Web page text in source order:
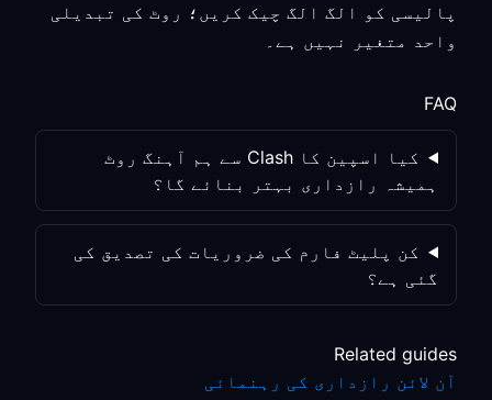
پالیسی کو الگ الگ چیک کریں؛ روٹ کی تبدیلی
واحد متغیر نہیں ہے۔
FAQ
کیا اسپین کا Clash سے ہم آہنگ روٹ
ہمیشہ رازداری بہتر بنائے گا؟
کن پلیٹ فارم کی ضروریات کی تصدیق کی
گئی ہے؟
Related guides
آن لائن رازداری کی رہنمائی